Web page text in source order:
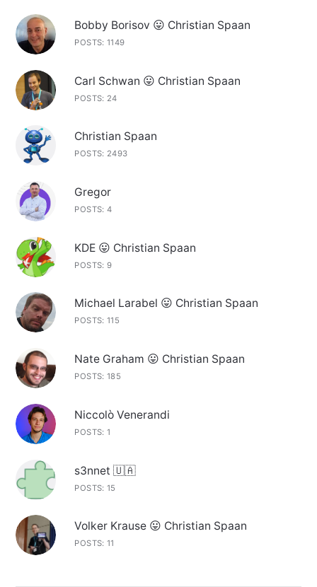
Bobby Borisov 😛 Christian Spaan
POSTS: 1149
Carl Schwan 😛 Christian Spaan
POSTS: 24
Christian Spaan
POSTS: 2493
Gregor
POSTS: 4
KDE 😛 Christian Spaan
POSTS: 9
Michael Larabel 😛 Christian Spaan
POSTS: 115
Nate Graham 😛 Christian Spaan
POSTS: 185
Niccolò Venerandi
POSTS: 1
s3nnet 🇺🇦
POSTS: 15
Volker Krause 😛 Christian Spaan
POSTS: 11